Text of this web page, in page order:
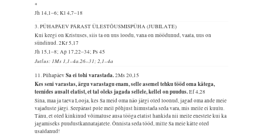
*
Jh 14,1–6; Kl 4,7–18
3. PÜHAPÄEV PÄRAST ÜLESTÕUSMISPÜHA (JUBILATE)
Kui keegi on Kristuses, siis ta on uus loodu, vana on möödunud, vaata, uus on
sündinud.2Kr 5,17
Jh 15,1–8; Ap 17,22–34; Ps 45
Jutlus: 1Ms 1,1–4a.26–31; 2,1–4a
11. PühapäevSa ei tohi varastada.2Ms 20,15
Kes seni varastas, ärgu varastagu enam, selle asemel tehku tööd oma kätega,
teenides ausalt elatist, et tal oleks jagada sellele, kellel on puudus.Ef 4,28
Sina, maa ja taeva Looja, kes Sa meid oma näo järgi oled loonud, jagad oma ande meie
vajaduste järgi. Seepärast pole meil põhjust himustada seda vara, mis meile ei kuulu.
Tänu, et oled kinkinud võimaluse ausa tööga elatist hankida nii meile enestele kui ka
jagamiseks puudustkannatajatele. Õnnista seda tööd, mille Sa meie kätte oled
usaldanud!